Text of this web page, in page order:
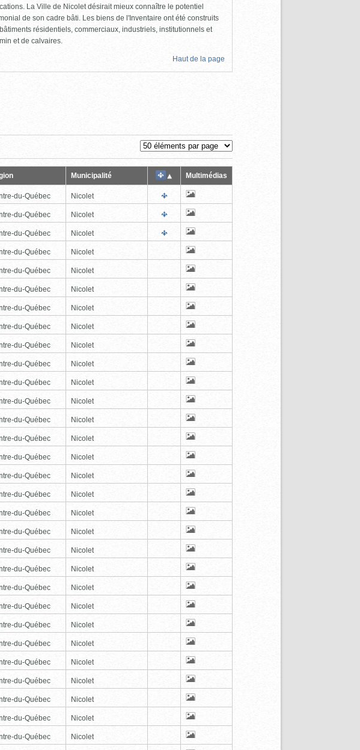
La Ville de Nicolet désirait mieux connaître le potentiel
de son cadre bâti. Les biens de l'Inventaire ont été construits
résidentiels, commerciaux, industriels, institutionnels et
et de calvaires.
Haut de la page
Municipalité Multimédias
du-Québec Nicolet
du-Québec Nicolet
du-Québec Nicolet
du-Québec Nicolet
du-Québec Nicolet
du-Québec Nicolet
du-Québec Nicolet
du-Québec Nicolet
du-Québec Nicolet
du-Québec Nicolet
du-Québec Nicolet
du-Québec Nicolet
du-Québec Nicolet
du-Québec Nicolet
du-Québec Nicolet
du-Québec Nicolet
du-Québec Nicolet
du-Québec Nicolet
du-Québec Nicolet
du-Québec Nicolet
du-Québec Nicolet
du-Québec Nicolet
du-Québec Nicolet
du-Québec Nicolet
du-Québec Nicolet
du-Québec Nicolet
du-Québec Nicolet
du-Québec Nicolet
du-Québec Nicolet
du-Québec Nicolet